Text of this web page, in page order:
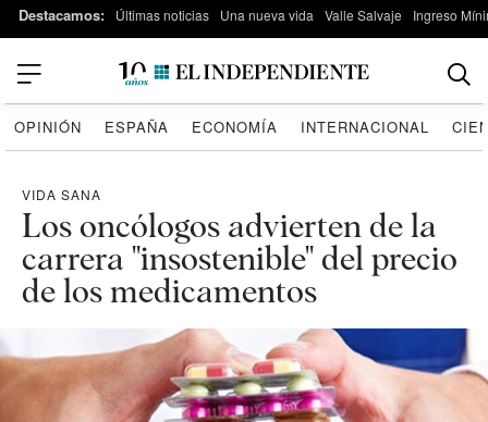
Destacamos: Últimas noticias Una nueva vida Valle Salvaje Ingreso
OPINIÓN ESPAÑA ECONOMÍA INTERNACIONAL
VIDA SANA
Los oncólogos advierten de la
carrera "insostenible" del precio
de los medicamentos